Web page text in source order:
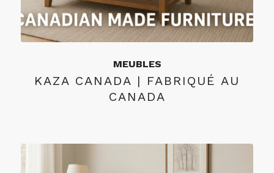
MEUBLES
KAZA CANADA | FABRIQUÉ AU
CANADA